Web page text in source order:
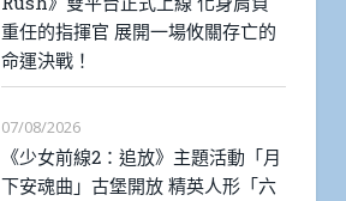
重任的指揮官 展開一場攸關存亡的
命運決戰！
07/08/2026
《少女前線2：追放》主題活動「月
下安魂曲」古堡開放 精英人形「六